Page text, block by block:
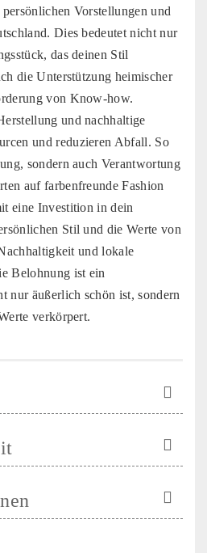
Vorstellungen und
Dies bedeutet nicht nur
das deinen Stil
die Unterstützung heimischer
von Know-how.
und nachhaltige
und reduzieren Abfall. So
sondern auch Verantwortung
auf farbenfreunde Fashion
eine Investition in dein
Stil und die Werte von
und lokale
Belohnung ist ein
nur äußerlich schön ist, sondern
verkörpert.